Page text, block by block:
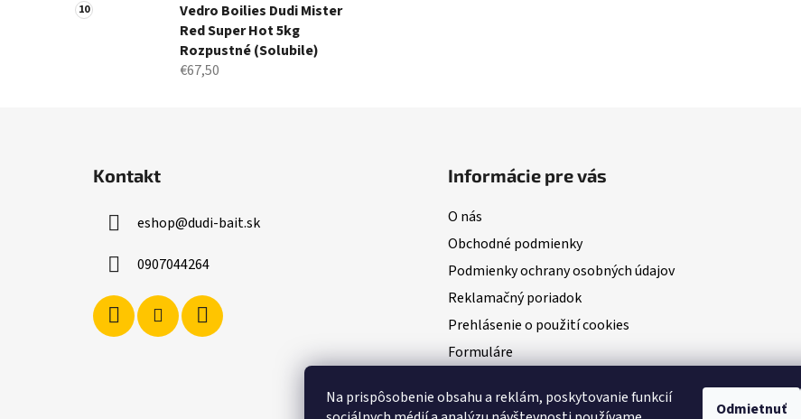
Na prispôsobenie obsahu a reklám, poskytovanie funkcií
Odmietnuť
Vedro Boilies Dudi Mister
Red Super Hot 5kg
Rozpustné (Solubile)
€67,50
Kontakt
eshop@dudi-bait.sk
0907044264
Informácie pre vás
O nás
Obchodné podmienky
Podmienky ochrany osobných údajov
Reklamačný poriadok
Prehlásenie o použití cookies
Formuláre
NAŠI PARTNERI - predajcovia Dudi Bait